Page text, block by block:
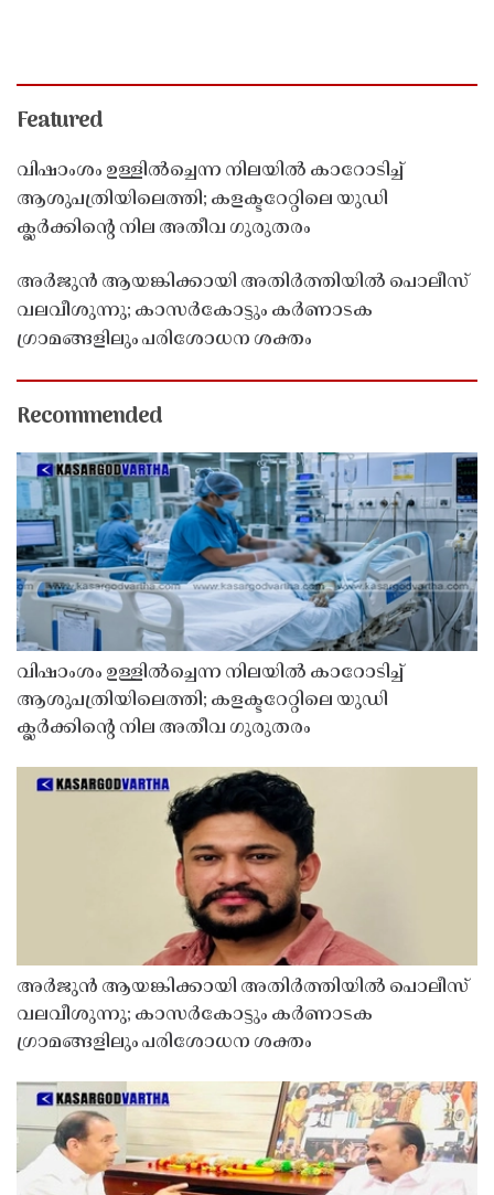
Featured
വിഷാംശം ഉള്ളിൽച്ചെന്ന നിലയിൽ കാറോടിച്ച്
ആശുപത്രിയിലെത്തി; കളക്ടറേറ്റിലെ യുഡി
ക്ലർക്കിൻ്റെ നില അതീവ ഗുരുതരം
അർജുൻ ആയങ്കിക്കായി അതിർത്തിയിൽ പൊലീസ്
വലവീശുന്നു; കാസർകോട്ടും കർണാടക
ഗ്രാമങ്ങളിലും പരിശോധന ശക്തം
Recommended
വിഷാംശം ഉള്ളിൽച്ചെന്ന നിലയിൽ കാറോടിച്ച്
ആശുപത്രിയിലെത്തി; കളക്ടറേറ്റിലെ യുഡി
ക്ലർക്കിൻ്റെ നില അതീവ ഗുരുതരം
അർജുൻ ആയങ്കിക്കായി അതിർത്തിയിൽ പൊലീസ്
വലവീശുന്നു; കാസർകോട്ടും കർണാടക
ഗ്രാമങ്ങളിലും പരിശോധന ശക്തം